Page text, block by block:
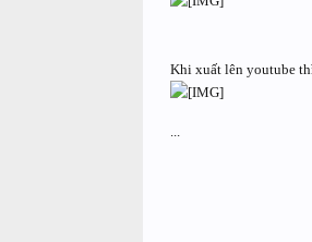
Khi xuất lên youtube
...